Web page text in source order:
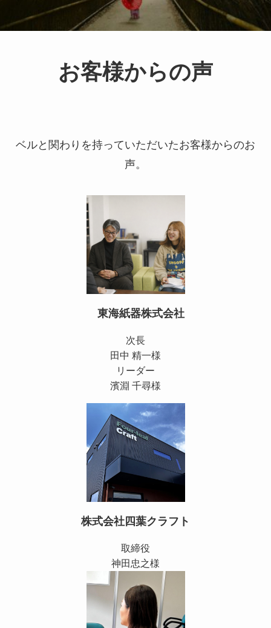
お客様からの声
ベルと関わりを持っていただいたお客様からのお
声。
東海紙器株式会社
次長
田中 精一様
リーダー
濱淵 千尋様
株式会社四葉クラフト
取締役
神田忠之様